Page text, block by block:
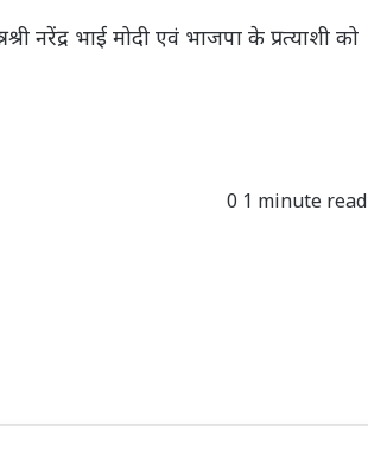
नरेंद्र भाई मोदी एवं भाजपा के प्रत्याशी को
0 1 minute read